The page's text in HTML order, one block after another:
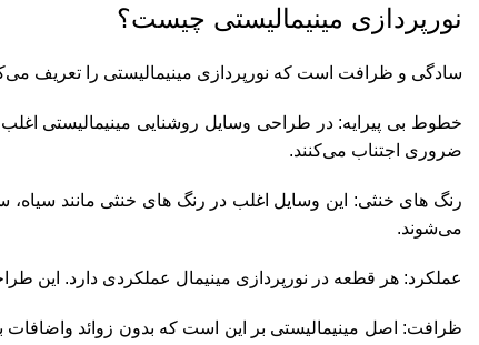
نورپردازی مینیمالیستی چیست؟
سادگی و ظرافت است که نورپردازی مینیمالیستی را تعریف
خطوط بی پیرایه: در طراحی وسایل روشنایی مینیمالیستی
ضروری اجتناب می‌کنند.
رنگ های خنثی: این وسایل اغلب در رنگ های خنثی مانند
می‌شوند.
عملکرد: هر قطعه در نورپردازی مینیمال عملکردی دارد. این
ظرافت: اصل مینیمالیستی بر این است که بدون زوائد